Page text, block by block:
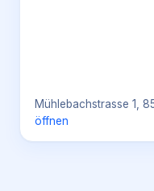
Mühlebachstrasse 1,
öffnen